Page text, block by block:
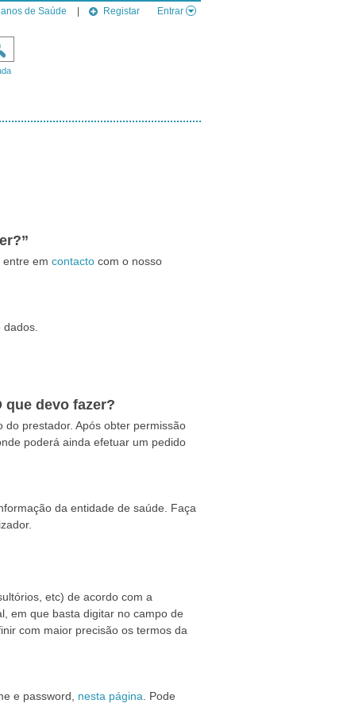
Registar Entrar
de Saúde
entre em contactocom o nosso
que devo fazer?
prestador. Após obter permissão
poderá ainda efetuar um pedido
da entidade de saúde. Faça
etc) de acordo com a
em que basta digitar no campo de
com maior precisão os termos da
e password, nesta página . Pode